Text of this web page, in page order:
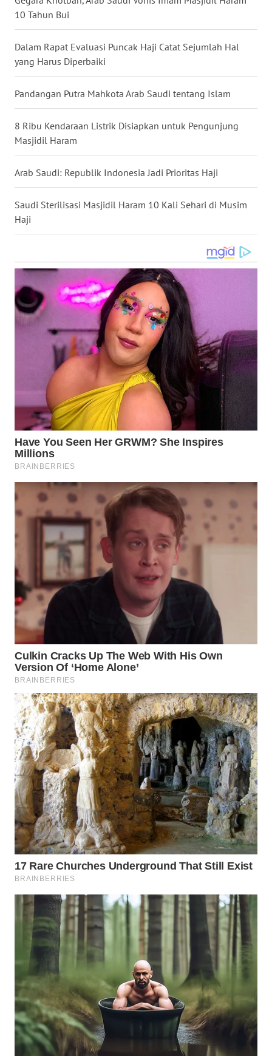
10 Tahun Bui
Dalam Rapat Evaluasi Puncak Haji Catat Sejumlah Hal
yang Harus Diperbaiki
Pandangan Putra Mahkota Arab Saudi tentang Islam
8 Ribu Kendaraan Listrik Disiapkan untuk Pengunjung
Masjidil Haram
Arab Saudi: Republik Indonesia Jadi Prioritas Haji
Saudi Sterilisasi Masjidil Haram 10 Kali Sehari di Musim
Haji
WN
BABEL
WN
SUMBAR
WN
SUMSEL
WN
LAMPUNG
NUSANTARA
JATIM
WN
WN
KALBAR
WN
KALTENG
WN
KALSEL
WN
KALTIM
WN
SULSEL
WN
GORONTALO
WN
SULUT
WN
MALUKU
WN
MALUT
WN
DAIRI
WN
DANAU
TOBA
WN
NIAS